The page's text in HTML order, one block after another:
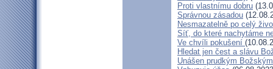
Proti vlastnímu dobru
Správnou zásadou
Nesmazatelně po celý
Síť, do které nachytáme
Ve chvíli pokušení
Hledat jen čest a slávu
Unášen prudkým